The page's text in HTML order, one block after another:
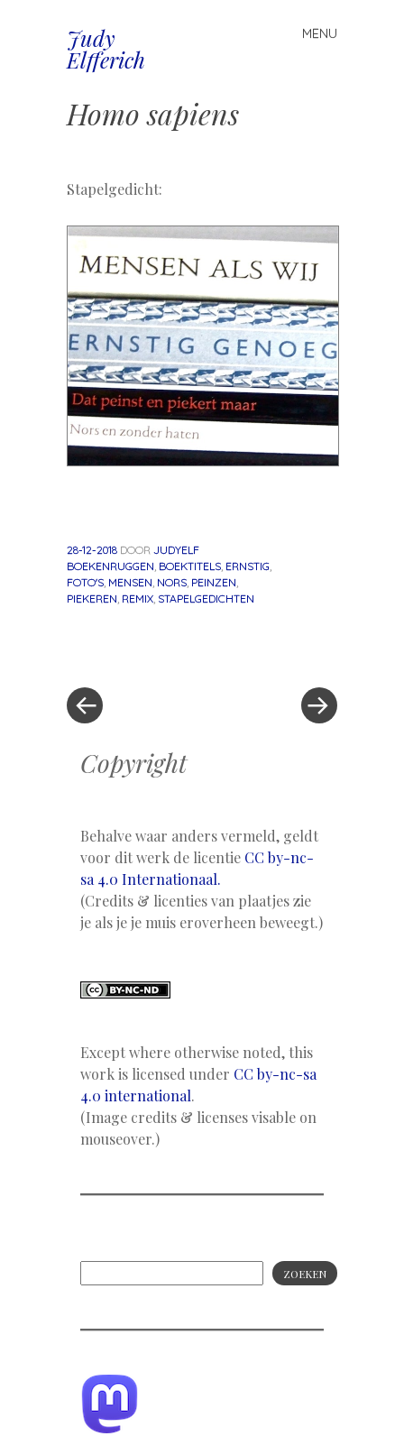
Judy
Elfferich
MENU
Spring
naar
Homo sapiens
Stapelgedicht:
28-12-2018 DOOR JUDYELF
BOEKENRUGGEN BOEKTITELS ERNSTIG
FOTO'S MENSEN NORS PEINZEN
PIEKEREN REMIX STAPELGEDICHTEN
Copyright
Behalve waar anders vermeld, geldt
voor dit werk de licentie CC by-nc-
sa 4.0 Internationaal.
(Credits & licenties van plaatjes zie
je als je je muis eroverheen beweegt.)
Except where otherwise noted, this
work is licensed under CC by-nc-sa
4.0 international.
(Image credits & licenses visable on
mouseover.)
ZOEKEN